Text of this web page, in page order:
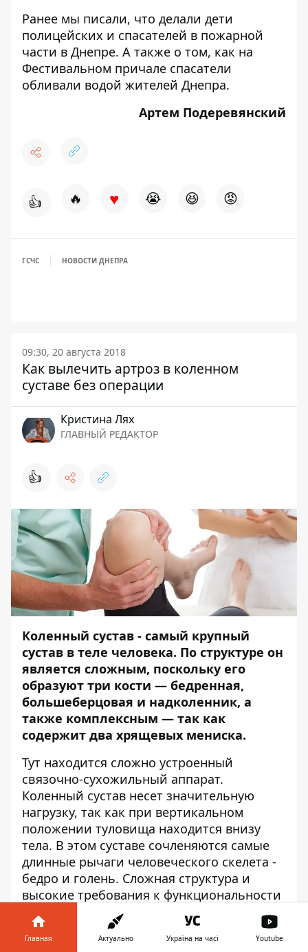
Ранее мы писали, что делали дети
полицейских и спасателей в пожарной
части в Днепре. А также о том, как на
Фестивальном причале спасатели
обливали водой жителей Днепра.
Артем Подеревянский
👍 🔥 ♥ 😭 😆 😡
ГСЧС НОВОСТИ ДНЕПРА
09:30, 20 августа 2018
Как вылечить артроз в коленном
суставе без операции
Кристина Лях
ГЛАВНЫЙ РЕДАКТОР
👍
Коленный сустав - самый крупный
сустав в теле человека. По структуре он
является сложным, поскольку его
образуют три кости — бедренная,
большеберцовая и надколенник, а
также комплексным — так как
содержит два хрящевых мениска.
Тут находится сложно устроенный
связочно-сухожильный аппарат.
Коленный сустав несет значительную
нагрузку, так как при вертикальном
положении туловища находится внизу
тела. В этом суставе сочленяются самые
длинные рычаги человеческого скелета -
бедро и голень. Сложная структура и
высокие требования к функциональности
делают этот сустав уязвимым.
Заболевание, которое чаще всего
Главная Актуально Україна на часі Youtube